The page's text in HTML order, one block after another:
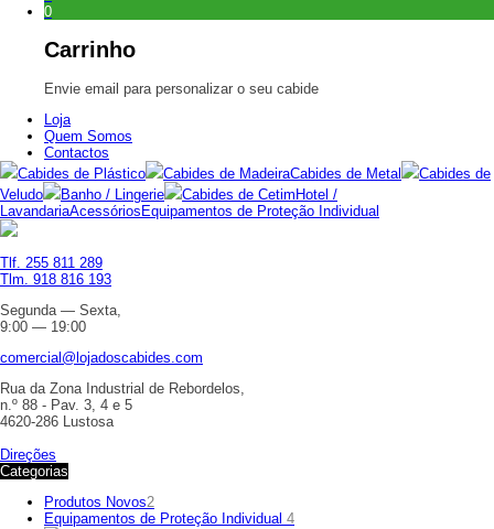
0
Carrinho
Envie email para personalizar o seu cabide
Loja
Quem Somos
Contactos
Cabides de Plástico
Cabides de MadeiraCabides de Metal
Cabides de
Veludo
Banho / Lingerie Cabides de Cetim Hotel /
LavandariaAcessórios Equipamentos de Proteção Individual
Tlf. 255 811 289
Tlm. 918 816 193
Segunda — Sexta,
9:00 — 19:00
comercial@lojadoscabides.com
Rua da Zona Industrial de Rebordelos,
n.º 88 - Pav. 3, 4 e 5
4620-286 Lustosa
Direções
Categorias
Produtos Novos2
Equipamentos de Proteção Individual 4